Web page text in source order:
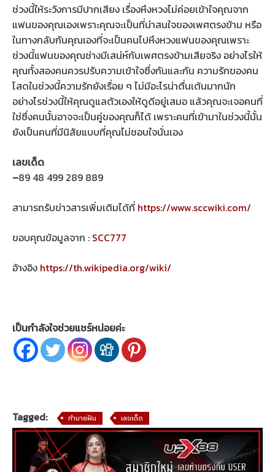
ช่วงนี้ให้ระวังการมีปากเสียง เรื่องหึงหวงไม่ค่อยเข้าใจคุณจาก
แฟนของคุณเองเพราะคุณจะเป็นที่น่าสนใจของเพศตรงข้าม หรือ
ในทางกลับกันคุณเองที่จะเป็นคนไปหึงหวงแฟนของคุณเพราะ
ช่วงนี้แฟนของคุณช่างมีเสน่ห์กับเพศตรงข้ามเสียจริง อย่างไรให้
คุณทั้งสองคนควรปรับความเข้าใจซึ่งกันและกัน ความรักของคน
โสดในช่วงนี้ความรักยังเรื่อย ๆ ไม่มีอะไรน่าตื่นเต้นมากนัก
อย่างไรช่วงนี้ให้คุณดูแลตัวเองให้ดูดีอยู่เสมอ แล้วคุณจะเจอคนที่
ใช่ซึ่งคนนั้นอาจจะเป็นคู่ของคุณก็ได้ เพราะคนที่เข้ามาในช่วงนี้นั้น
ยังเป็นคนที่มีนิสัยแบบที่คุณไม่ชอบใจนั่นเอง
เลขเด็ด
–89 48 499 289 889
สามารถรับข่าวสารเพิ่มเติมได้ที่ https://www.sccwiki.com/
ขอบคุณข้อมูลจาก : SCC777
อ้างอิง https://th.wikipedia.org/wiki/
เป็นกำลังใจช่วยแชร์หน่อยค่ะ
Tagged: ทำนายฝัน เลขเด็ด